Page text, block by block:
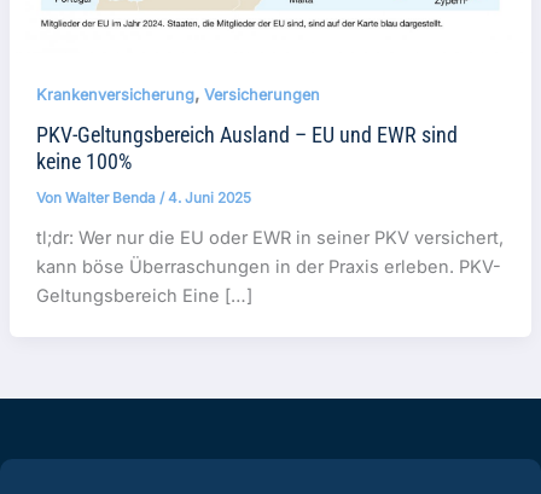
Krankenversicherung, Versicherungen
PKV-Geltungsbereich Ausland – EU und EWR sind
keine 100%
Von Walter Benda /4. Juni 2025
tl;dr: Wer nur die EU oder EWR in seiner PKV versichert,
kann böse Überraschungen in der Praxis erleben. PKV-
Geltungsbereich Eine […]